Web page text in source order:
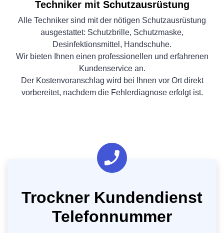
Techniker mit Schutzausrüstung
Alle Techniker sind mit der nötigen Schutzausrüstung
ausgestattet: Schutzbrille, Schutzmaske,
Desinfektionsmittel, Handschuhe.
Wir bieten Ihnen einen professionellen und erfahrenen
Kundenservice an.
Der Kostenvoranschlag wird bei Ihnen vor Ort direkt
vorbereitet, nachdem die Fehlerdiagnose erfolgt ist.
Trockner Kundendienst
Telefonnummer